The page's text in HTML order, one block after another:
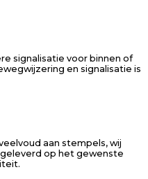
signalisatie voor binnen of
en signalisatie is
aan stempels, wij
op het gewenste